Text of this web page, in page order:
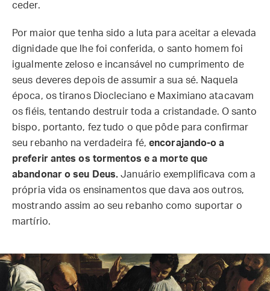
ceder.
Por maior que tenha sido a luta para aceitar a elevada
dignidade que lhe foi conferida, o santo homem foi
igualmente zeloso e incansável no cumprimento de
seus deveres depois de assumir a sua sé. Naquela
época, os tiranos Diocleciano e Maximiano atacavam
os fiéis, tentando destruir toda a cristandade. O santo
bispo, portanto, fez tudo o que pôde para confirmar
seu rebanho na verdadeira fé,encorajando-o a
preferir antes os tormentos e a morte que
abandonar o seu Deus.Januário exemplificava com a
própria vida os ensinamentos que dava aos outros,
mostrando assim ao seu rebanho como suportar o
martírio.